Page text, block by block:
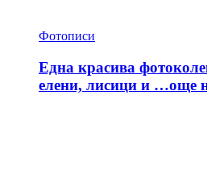
Фотописи
Една красива
елени, лисици и …още